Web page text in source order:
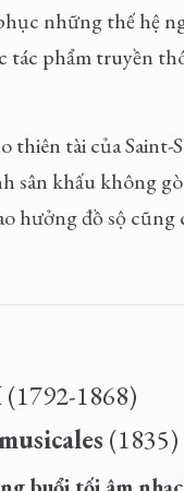
những thế hệ
tác phẩm truyền
tài của Saint-
sân khấu không
hưởng đồ sộ cũng
(1792-1868)
(1835)